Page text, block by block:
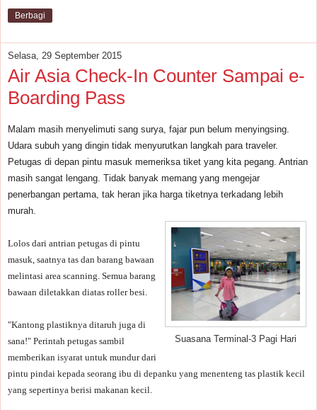
Berbagi
Selasa, 29 September 2015
Air Asia Check-In Counter Sampai e-
Boarding Pass
Malam masih menyelimuti sang surya, fajar pun belum menyingsing.
Udara subuh yang dingin tidak menyurutkan langkah para traveler.
Petugas di depan pintu masuk memeriksa tiket yang kita pegang. Antrian
masih sangat lengang. Tidak banyak memang yang mengejar
penerbangan pertama, tak heran jika harga tiketnya terkadang lebih
murah.
Suasana Terminal-3 Pagi Hari
Lolos dari antrian petugas di pintu
masuk, saatnya tas dan barang bawaan
melintasi area scanning. Semua barang
bawaan diletakkan diatas roller besi.
"Kantong plastiknya ditaruh juga di
sana!" Perintah petugas sambil
memberikan isyarat untuk mundur dari
pintu pindai kepada seorang ibu di depanku yang menenteng tas plastik kecil
yang sepertinya berisi makanan kecil.